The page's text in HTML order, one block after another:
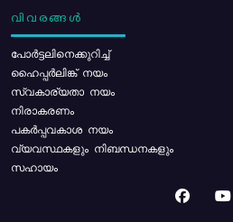
വിവരങ്ങൾ
പോര്‍ട്ടലിനെക്കുറിച്ച്
ഹൈപ്പർലിങ്ക് നയം
സ്വകാര്യതാ നയം
നിരാകരണം
പകർപ്പവകാശ നയം
വ്യവസ്ഥകളും നിബന്ധനകളും
സഹായം